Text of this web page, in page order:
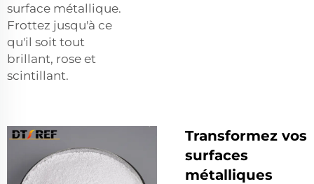
surface métallique.
Frottez jusqu'à ce
qu'il soit tout
brillant, rose et
scintillant.
Transformez vos
surfaces
métalliques